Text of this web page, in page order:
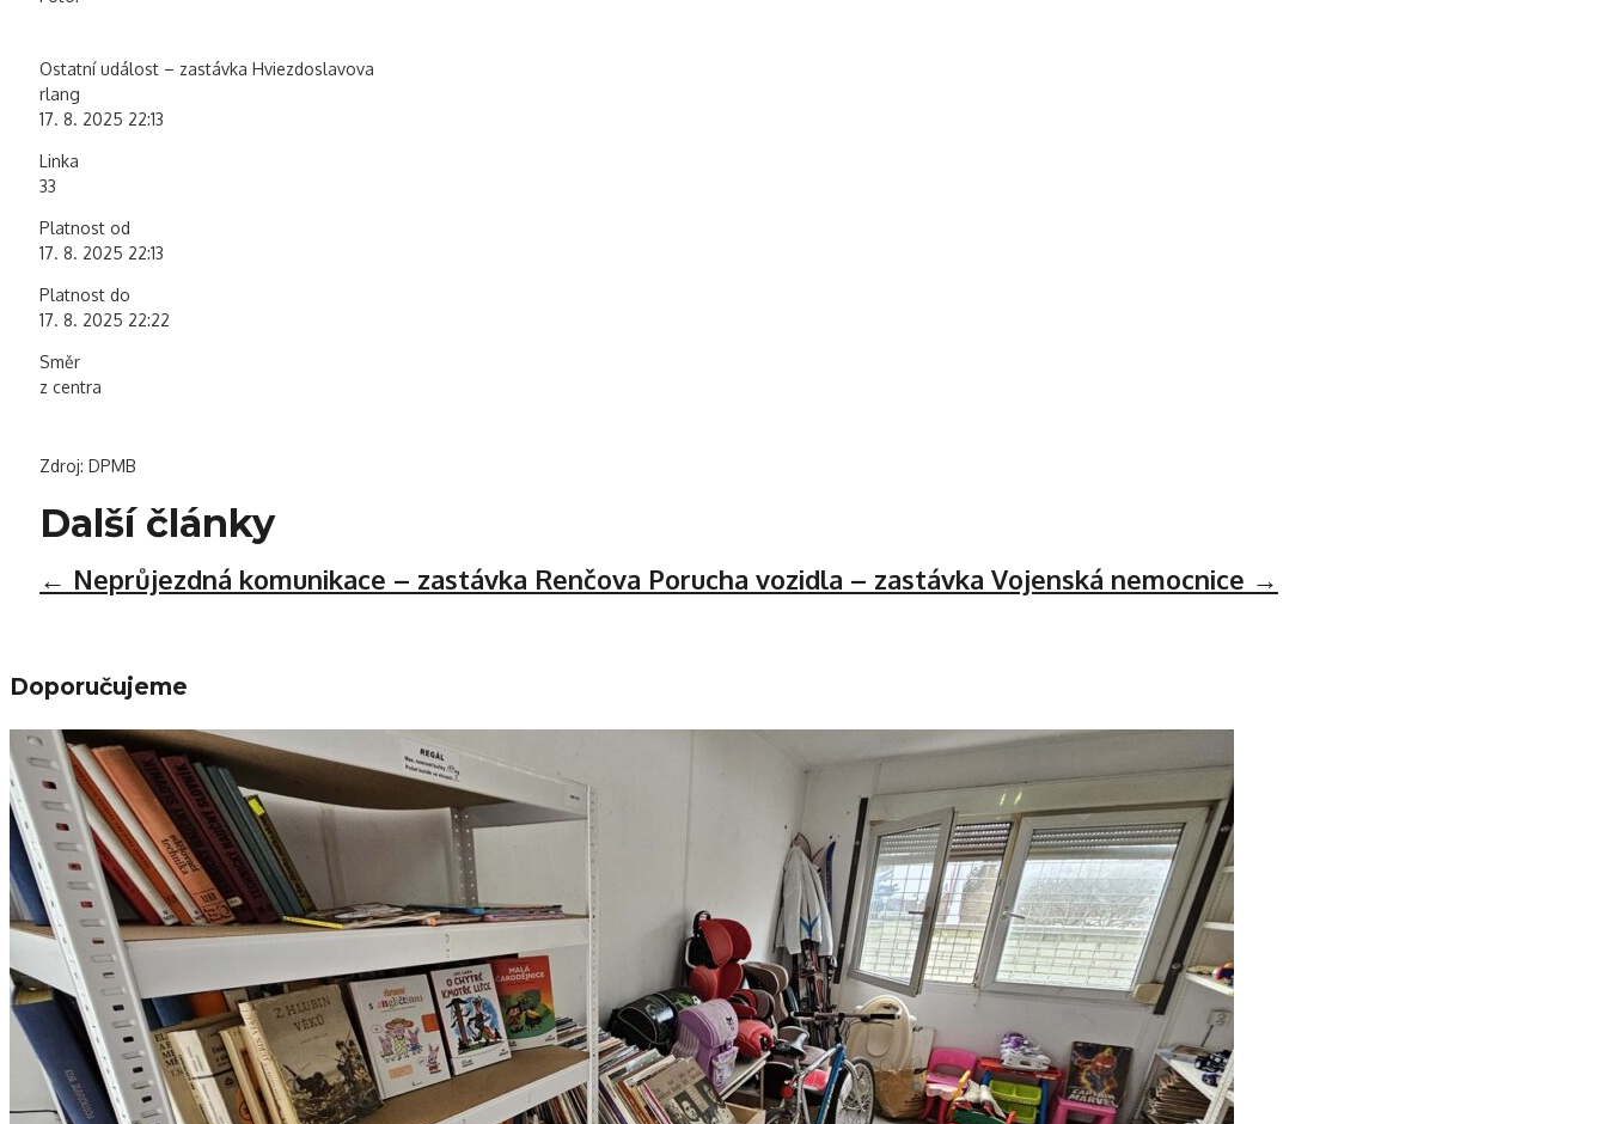
Ostatní událost – zastávka Hviezdoslavova
rlang
17. 8. 2025 22:13
Linka
33
Platnost od
17. 8. 2025 22:13
Platnost do
17. 8. 2025 22:22
Směr
z centra
Zdroj: DPMB
Další články
← Neprůjezdná komunikace – zastávka Renčova Porucha vozidla – zastávka Vojenská nemocnice →
Doporučujeme